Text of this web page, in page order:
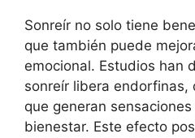
Sonreír no solo tiene
que también puede
emocional. Estudios han
sonreír libera endorfinas,
que generan
bienestar. Este efecto